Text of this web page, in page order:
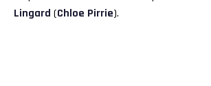
Lingard (Chloe Pirrie).